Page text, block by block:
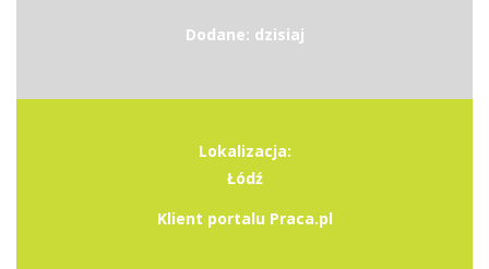
Dodane: dzisiaj
Lokalizacja:
Łódź
Klient portalu Praca.pl